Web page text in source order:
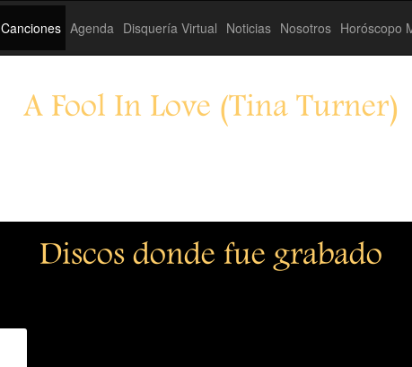
Canciones Agenda Disquería Virtual Noticias Nosotros Horóscopo
A Fool In Love (Tina Turner)
Discos donde fue grabado